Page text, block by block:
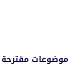
موضوعات مقترحة